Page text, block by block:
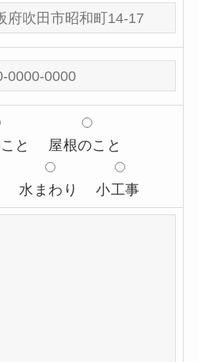
と 屋根のこと
水まわり 小工事